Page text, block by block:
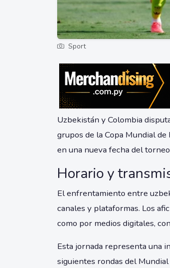
Sport
Uzbekistán y Colombia
grupos de la Copa Mundial
en una nueva fecha del
Horario y
El enfrentamiento entre
canales y plataformas. Los
como por medios digitales,
Esta jornada representa una
siguientes rondas del